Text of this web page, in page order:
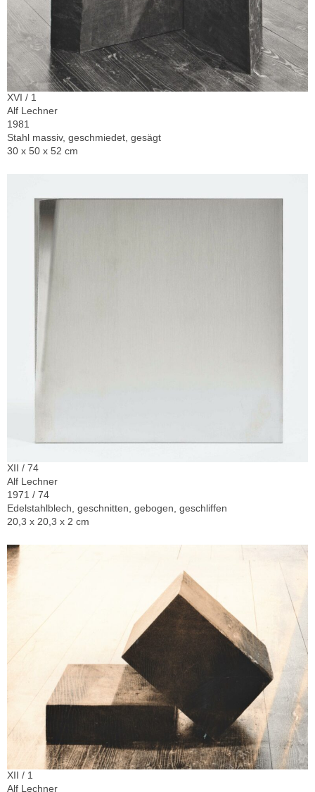
XVI / 1
Alf Lechner
1981
Stahl massiv, geschmiedet, gesägt
30 x 50 x 52 cm
XII / 74
Alf Lechner
1971 / 74
Edelstahlblech, geschnitten, gebogen, geschliffen
20,3 x 20,3 x 2 cm
XII / 1
Alf Lechner